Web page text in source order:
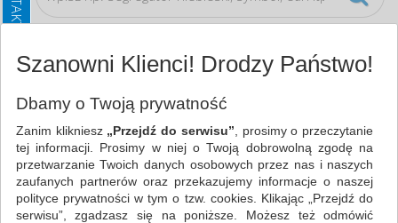
Prezentacja
Bloki, magnesy, gąbki, spraye do
WSZYSTKIE KATEGORIE
NAJCHĘTNIEJ WYBIERANE
Szanowni Klienci! Drodzy Państwo!
Dbamy o Twoją prywatność
Zanim klikniesz „Przejdź do serwisu” , prosimy o przeczytanie
tej informacji. Prosimy w niej o Twoją dobrowolną zgodę na
przetwarzanie Twoich danych osobowych przez nas i naszych
zaufanych partnerów oraz przekazujemy informacje o naszej
polityce prywatności w tym o tzw. cookies. Klikając „Przejdź do
serwisu”, zgadzasz się na poniższe. Możesz też odmówić